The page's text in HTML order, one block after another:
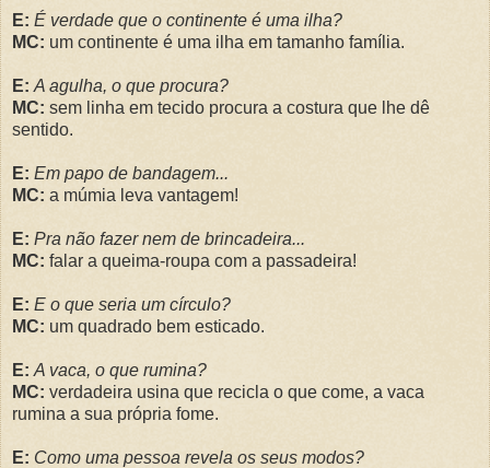
E: É verdade que o continente é uma ilha?
MC: um continente é uma ilha em tamanho família.
E: A agulha, o que procura?
MC: sem linha em tecido procura a costura que lhe dê
sentido.
E: Em papo de bandagem...
MC: a múmia leva vantagem!
E: Pra não fazer nem de brincadeira...
MC: falar a queima-roupa com a passadeira!
E: E o que seria um círculo?
MC: um quadrado bem esticado.
E: A vaca, o que rumina?
MC: verdadeira usina que recicla o que come, a vaca
rumina a sua própria fome.
E: Como uma pessoa revela os seus modos?